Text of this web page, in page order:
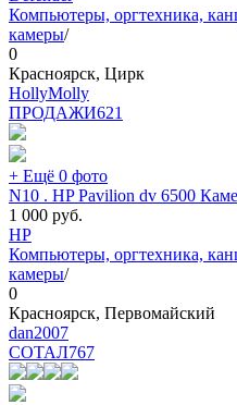
Компьютеры, оргтехника,
камеры/
0
Красноярск, Цирк
HollyMolly
ПРОДАЖИ621
+ Ещё 0 фото
N10 . HP Pavilion dv 6500
1 000 руб.
HP
Компьютеры, оргтехника,
камеры/
0
Красноярск, Первомайский
dan2007
СОТАЛ767